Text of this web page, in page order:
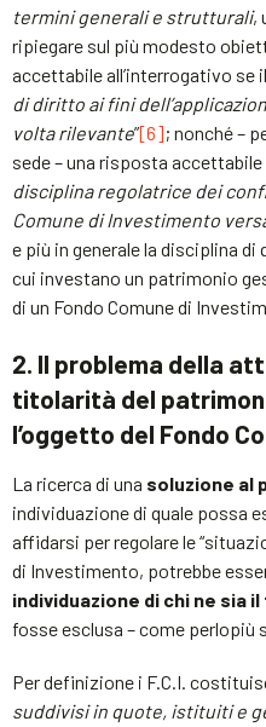
termini generali e strutturali,
ripiegare sul più modesto
accettabile all’interrogativo se il
di diritto ai fini
volta rilevante”[6]; nonché –
sede – una risposta
disciplina regolatrice dei
Comune di Investimento
e più in generale la disciplina
cui investano un patrimonio
di un Fondo Comune di
2. Il problema della
titolarità del
l’oggetto del Fondo
La ricerca di una soluzione al
individuazione di quale possa
affidarsi per regolare le
di Investimento, potrebbe
individuazione di chi ne sia
fosse esclusa – come perlopiù
Per definizione i F.C.I.
suddivisi in quote, istituiti e